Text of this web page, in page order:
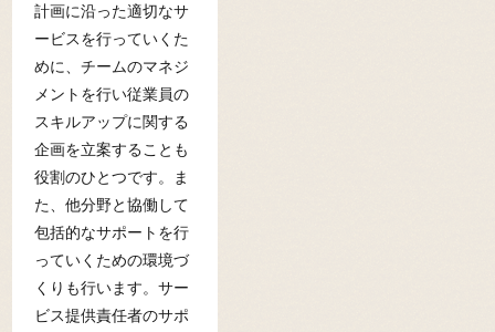
計画に沿った適切なサ
ービスを行っていくた
めに、チームのマネジ
メントを行い従業員の
スキルアップに関する
企画を立案することも
役割のひとつです。ま
た、他分野と協働して
包括的なサポートを行
っていくための環境づ
くりも行います。サー
ビス提供責任者のサポ